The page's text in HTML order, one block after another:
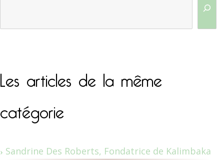
Les articles de la même
catégorie
Sandrine Des Roberts, Fondatrice de Kalimbaka